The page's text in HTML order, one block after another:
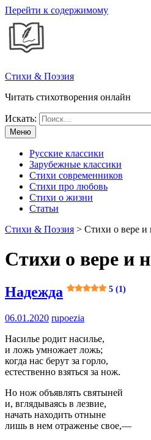
Перейти к содержимому
Стихи & Поэзия
Читать стихотворения онлайн
Искать:
Меню
Русские классики
Зарубежные классики
Стихи современников
Стихи про любовь
Стихи о жизни
Статьи
Стихи & Поэзия > Стихи о вере и
Стихи о вере и
Надежда 5 (1)
06.01.2020 rupoezia
Насилье родит насилье,
и ложь умножает ложь;
когда нас берут за горло,
естественно взяться за нож.
Но нож объявлять святыней
и, вглядываясь в лезвие,
начать находить отныне
лишь в нем отраженье свое,—